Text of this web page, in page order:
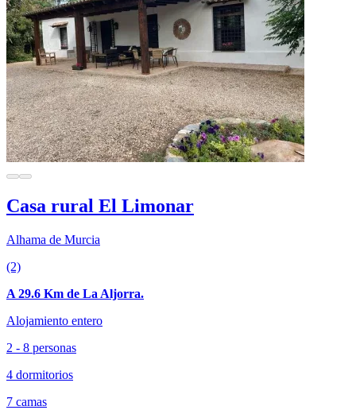
Casa rural El Limonar
Alhama de Murcia
(2)
A 29.6 Km de La Aljorra.
Alojamiento entero
2 - 8 personas
4 dormitorios
7 camas